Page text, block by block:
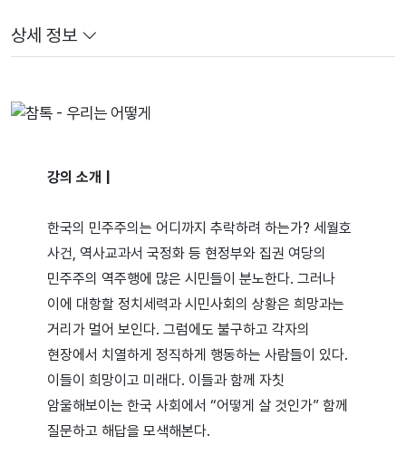
상세 정보
강의 소개 |
한국의 민주주의는 어디까지 추락하려 하는가? 세월호
사건, 역사교과서 국정화 등 현정부와 집권 여당의
민주주의 역주행에 많은 시민들이 분노한다. 그러나
이에 대항할 정치세력과 시민사회의 상황은 희망과는
거리가 멀어 보인다. 그럼에도 불구하고 각자의
현장에서 치열하게 정직하게 행동하는 사람들이 있다.
이들이 희망이고 미래다. 이들과 함께 자칫
암울해보이는 한국 사회에서 “어떻게 살 것인가” 함께
질문하고 해답을 모색해본다.